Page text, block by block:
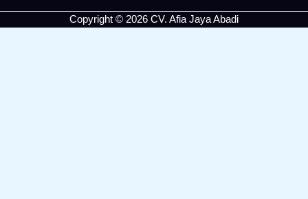
Copyright © 2026 CV. Afia Jaya Abadi